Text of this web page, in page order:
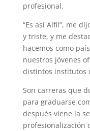
p
p
a
m
t
profesional.
“Es así Alfil”, me
y triste, y me
hacemos como
nuestros jóvenes
distintos institutos
Son carreras que
para graduarse
después viene la
profesionalización